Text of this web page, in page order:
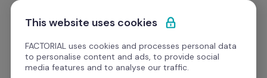
Ir al contenido
Empieza gratis
Videos
This website uses cookies
FACTORIAL uses cookies and processes personal data
to personalise content and ads, to provide social
media features and to analyse our traffic.